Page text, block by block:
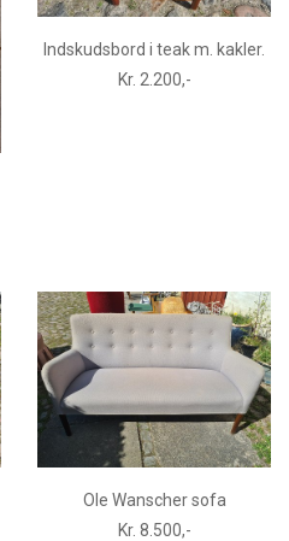
Indskudsbord i teak m. kakler.
Kr. 2.200,-
Ole Wanscher sofa
Kr. 8.500,-